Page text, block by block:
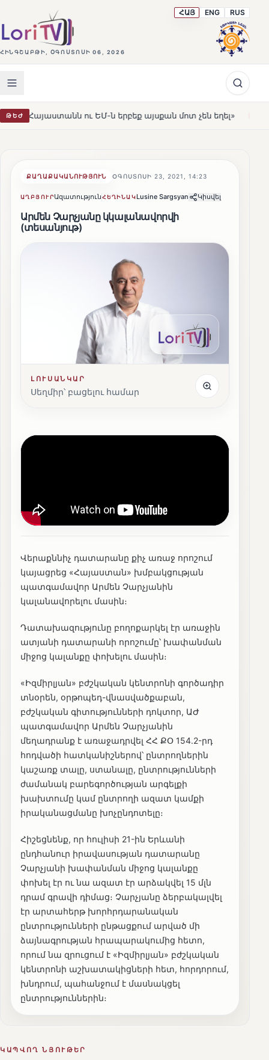
ՀԻՆԳՇԱԲԹԻ, ՕԳՈՍՏՈՍԻ 06, 2026
ՀԱՅ ENG RUS
ԹԵԺԵՄ-ն երբեք այսքան մոտ չեն եղել» HOT Լեռնահովիտի
ՔԱՂԱՔԱԿԱՆՈՒԹՅՈՒՆ ՕԳՈՍՏՈՍԻ 23, 2021, 14:23
ԱՂԲՅՈՒՐԱզատությունՀԵՂԻՆԱԿLusine Sargsyan Կիսվել
Արմեն Չարչյանը կկալանավորվի
(տեսանյութ)
ԼՈՒՍԱՆԿԱՐ
Սեղմիր՝ բացելու համար
Վերաքննիչ դատարանը քիչ առաջ որոշում
կայացրեց «Հայաստան» խմբակցության
պատգամավոր Արմեն Չարչյանին
կալանավորելու մասին։
Դատախազությունը բողոքարկել էր առաջին
ատյանի դատարանի որոշումը՝ խափանման
միջոց կալանքը փոխելու մասին։
«Իզմիրլյան» բժշկական կենտրոնի գործադիր
տնօրեն, օրթոպեդ-վնասվածքաբան,
բժշկական գիտությունների դոկտոր, ԱԺ
պատգամավոր Արմեն Չարչյանին
մեղադրանք է առաջադրվել ՀՀ ՔՕ 154.2-րդ
հոդվածի հատկանիշներով՝ ընտրողներին
կաշառք տալը, ստանալը, ընտրությունների
ժամանակ բարեգործության արգելքի
խախտումը կամ ընտրողի ազատ կամքի
իրականացմանը խոչընդոտելը։
Հիշեցնենք, որ հուլիսի 21-ին Երևանի
ընդհանուր իրավասության դատարանը
Չարչյանի խափանման միջոց կալանքը
փոխել էր ու նա ազատ էր արձակվել 15 մլն
դրամ գրավի դիմաց։ Չարչյանը ձերբակալվել
էր արտահերթ խորհրդարանական
ընտրությունների ընթացքում արված մի
ձայնագրության հրապարակումից հետո,
որում նա զրուցում է «Իզմիրլյան» բժշկական
կենտրոնի աշխատակիցների հետ, հորդորում,
խնդրում, պահանջում է մասնակցել
ընտրություններին։
ԿԱՊՎՈՂ ՆՅՈՒԹԵՐ